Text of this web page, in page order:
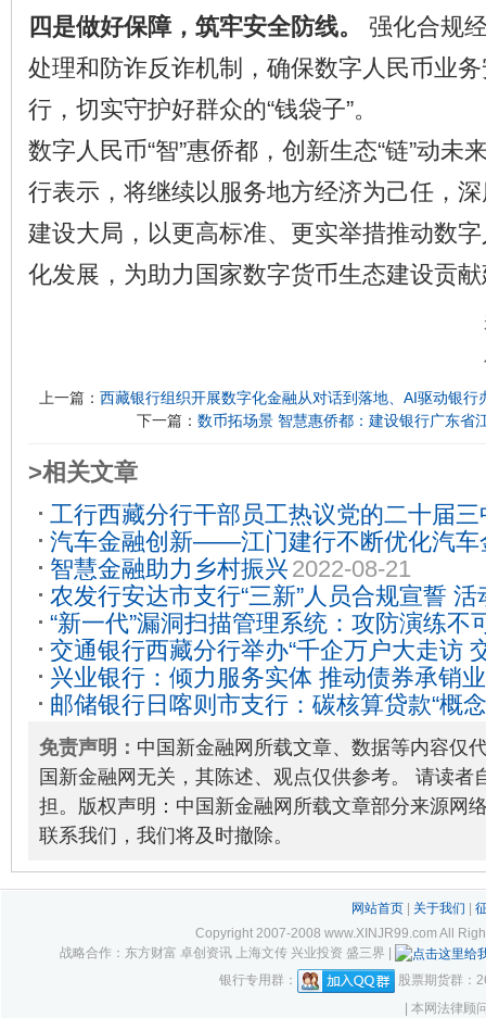
四是做好保障，筑牢安全防线。 强化合规
处理和防诈反诈机制，确保数字人民币业
行，切实守护好群众的“钱袋子”。
数字人民币“智”惠侨都，创新生态“链”动未
行表示，将继续以服务地方经济为己任，
建设大局，以更高标准、更实举措推动数
化发展，为助力国家数字货币生态建设贡
上一篇： 西藏银行组织开展数字化金融从对话到落地、AI驱动银行
下一篇： 数币拓场景 智慧惠侨都：建设银行广东省
>相关文章
工行西藏分行干部员工热议党的二十届
09-10
汽车金融创新——江门建行不断优化汽车
2024-05-18
智慧金融助力乡村振兴 2022-08-21
农发行安达市支行“三新”人员合规宣誓
牢金融合规防线2025-11-13
“新一代”漏洞扫描管理系统：攻防演练不
交通银行西藏分行举办“千企万户大走访
银企对接会 2025-05-30
兴业银行：倾力服务实体 推动债券承销
2023-01-18
邮储银行日喀则市支行：碳核算贷款“概
企业转型升级 2025-12-26
免责声明： 中国新金融网所载文章、数据等内容仅
国新金融网无关，其陈述、观点仅供参考。 请读者
担。版权声明：中国新金融网所载文章部分来源网
联系我们，我们将及时撤除。
网站首页| 关于我们
Copyright 2007-2008 www.XINJR99.com All
战略合作：东方财富 卓创资讯 上海文传 兴业投资 盛三界 |
银行专用群：
股票期货群：
| 本网法律顾